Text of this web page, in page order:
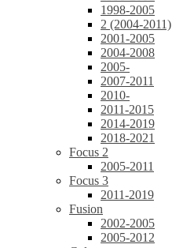
1998-2005
2 (2004-2011)
2001-2005
2004-2008
2005-
2007-2011
2010-
2011-2015
2014-2019
2018-2021
Focus 2
2005-2011
Focus 3
2011-2019
Fusion
2002-2005
2005-2012